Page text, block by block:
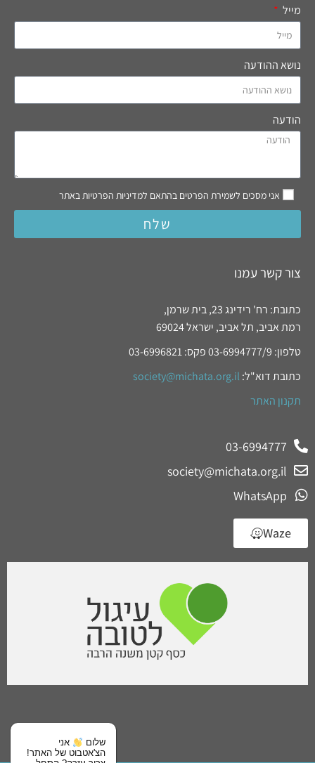
מייל
נושא ההודעה
הודעה
אני מסכים לשמירת הפרטים בהתאם למדיניות הפרטיות באתר
שלח
צור קשר עמנו
כתובת: רח' רידינג 23, בית שרמן,
רמת אביב, תל אביב, ישראל 69024
טלפון: 03-6994777/9 פקס: 03-6996821
כתובת דוא"ל: society@michata.org.il
תקנון האתר
03-6994777
society@michata.org.il
WhatsApp
Waze
שלום
אני
הצ'אטבוט של האתר!